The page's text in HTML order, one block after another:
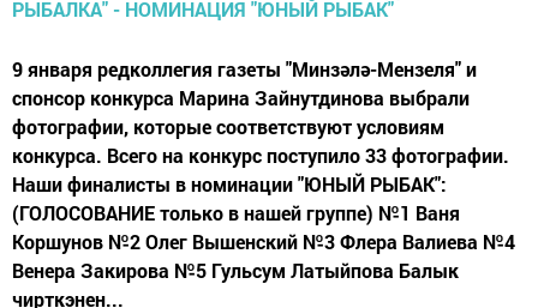
9 января редколлегия газеты "Минзәлә-Мензеля" и
спонсор конкурса Марина Зайнутдинова выбрали
фотографии, которые соответствуют условиям
конкурса. Всего на конкурс поступило 33 фотографии.
Наши финалисты в номинации "ЮНЫЙ РЫБАК":
(ГОЛОСОВАНИЕ только в нашей группе) №1 Ваня
Коршунов №2 Олег Вышенский №3 Флера Валиева №4
Венера Закирова №5 Гульсум Латыйпова Балык
чирткэнен...